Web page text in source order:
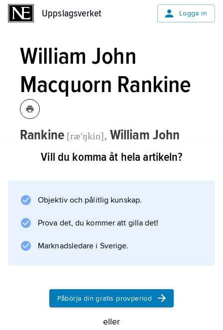
Uppslagsverket Logga in
William John
Macquorn Rankine
Rankine [ræʹŋkin], William John
Macquorn,1820–72, brittisk ingenjör
R. gjorde viktiga rön inom termodynamik,
särskilt rörande ångmaskiner och ångturbiner,
vilkas grundläggande kretsprocess kallas
Rankine
Vill du komma åt hela artikeln?
Objektiv och pålitlig kunskap.
Prova det, du kommer att gilla det!
Marknadsledare i Sverige.
Påbörja din gratis provperiod
eller